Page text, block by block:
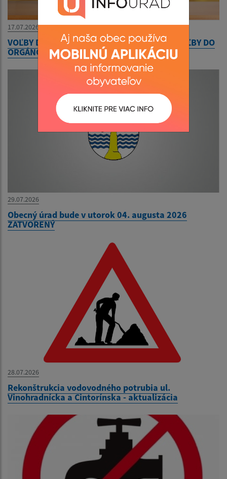
17.07.2026
VOĽBY DO ORGÁNOV SAMOSPRÁVY OBCÍ A VOĽBY DO
ORGÁNOV SAMOSPRÁVNYCH KRAJOV 2026
29.07.2026
Obecný úrad bude v utorok 04. augusta 2026
ZATVORENÝ
28.07.2026
Rekonštrukcia vodovodného potrubia ul.
Vinohradnícka a Cintorínska - aktualizácia